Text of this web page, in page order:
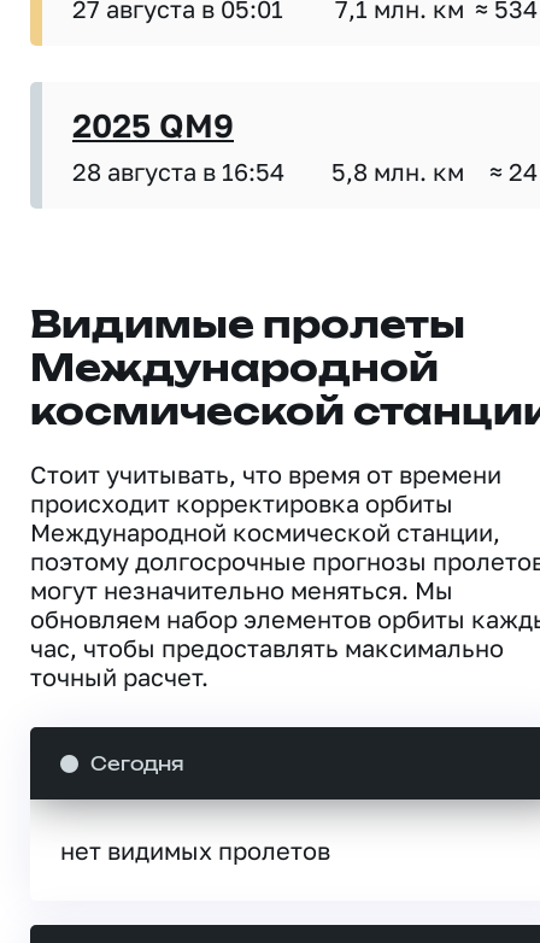
27 августа в 05:01 7,1 млн. км ≈
2025 QM9
28 августа в 16:54 5,8 млн. км ≈
Видимые пролеты
Международной
космической
Стоит учитывать, что время от времени
происходит корректировка орбиты
Международной космической станции,
поэтому долгосрочные прогнозы
могут незначительно меняться. Мы
обновляем набор элементов орбиты
час, чтобы предоставлять максимально
точный расчет.
Сегодня
нет видимых пролетов